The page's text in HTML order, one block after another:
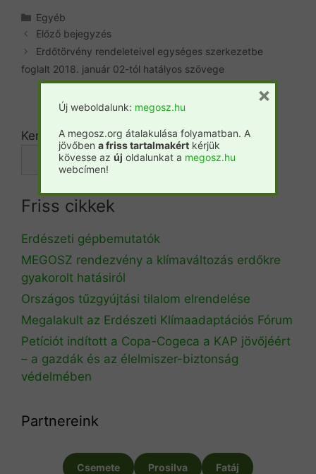
Kategória
Egyéb
Előző bejegyzés
Erdőtörvény rendeleteivel egységes szerkezetbe
foglalt 2018. január 02-tól hatályos szövege
Keresés
Keresés
Friss cikkek
Erdészeti gépbemutatók
MEGOSZ rendezvény a klímaváltozás erdőkre
gyakorolt hatásiról
Országos tűzgyújtási tilalom elrendelése
Megalakult az Erdészeti Klímaadaptációs Fórum
Petíciót indított a Copa-Cogeca a KAP jövőjéért
– a gazdák és az élelmiszer-biztonság
védelmében
Partnereink
Csemete Prosilva Fatáj
Új weboldalunk: megosz.hu
A megosz.org átalakulása folyamatban. A
jövőben a friss tartalmakért kérjük
kövesse az új oldalunkat a megosz.hu
webcímen!
×